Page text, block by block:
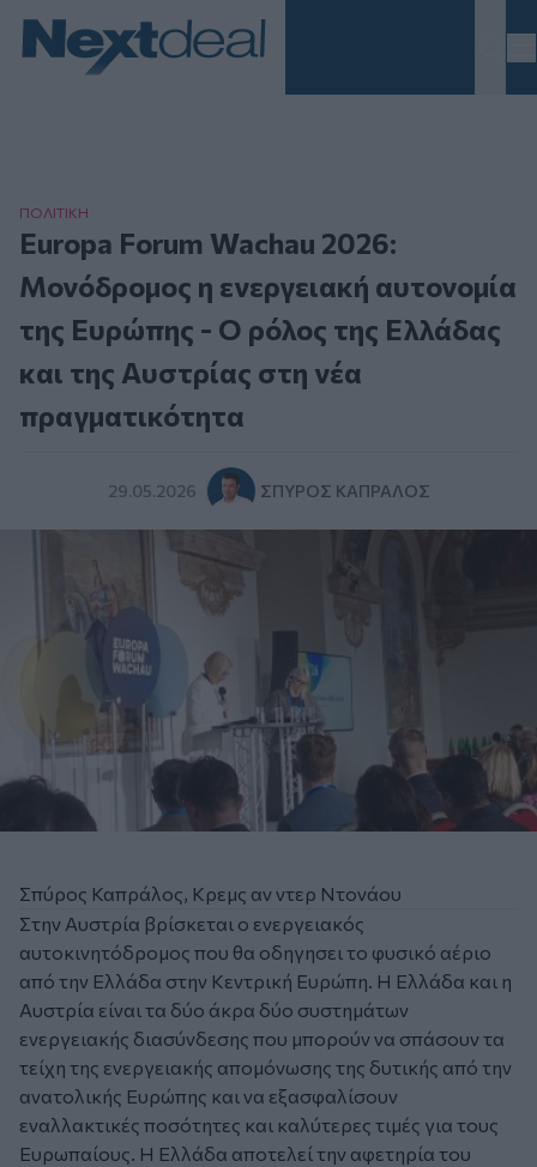
ΠΟΛΙΤΙΚΗ
Europa Forum Wachau 2026:
Μονόδρομος η ενεργειακή αυτονομία
της Ευρώπης - O ρόλος της Ελλάδας
και της Αυστρίας στη νέα
πραγματικότητα
29.05.2026 ΣΠΎΡΟΣ ΚΑΠΡΆΛΟΣ
Σπύρος Καπράλος, Κρεμς αν ντερ Ντονάου
Στην Αυστρία βρίσκεται ο ενεργειακός
αυτοκινητόδρομος που θα οδηγησει το φυσικό αέριο
από την Ελλάδα στην Κεντρική Ευρώπη. Η Ελλάδα και η
Αυστρία είναι τα δύο άκρα δύο συστημάτων
ενεργειακής διασύνδεσης που μπορούν να σπάσουν τα
τείχη της ενεργειακής απομόνωσης της δυτικής από την
ανατολικής Ευρώπης και να εξασφαλίσουν
εναλλακτικές ποσότητες και καλύτερες τιμές για τους
Ευρωπαίους. Η Ελλάδα αποτελεί την αφετηρία του